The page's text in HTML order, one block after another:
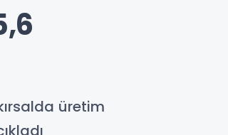
üretim